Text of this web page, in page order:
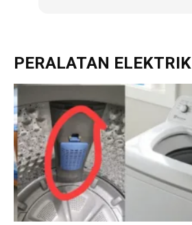
Inspirasi
Bilik Air
Bilik Tidur
Ruang Makan
Ruang Tamu
Direktori
Interior Design
Landskap
DIY
PERALATAN ELEKTRIK